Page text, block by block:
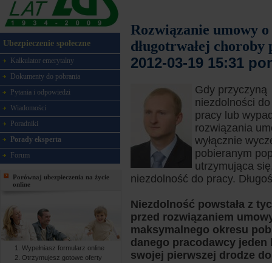
Ubezpieczenie społeczne
Kalkulator emerytalny
Dokumenty do pobrania
Pytania i odpowiedzi
Wiadomości
Poradniki
Porady eksperta
Forum
Porównaj ubezpieczenia na życie
online
Wypełniasz formularz online
Otrzymujesz gotowe oferty
Rozwiązanie umowy
długotrwałej
2012-03-19 15:31
Gdy przyczyną
niezdolności
pracy lub
rozwiązania
wyłącznie
pobieranym
utrzymująca
niezdolność do pracy.
Niezdolność powstała z
przed rozwiązaniem
maksymalnego okresu
danego pracodawcy
swojej pierwszej drodze